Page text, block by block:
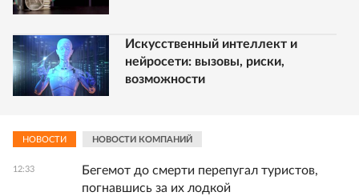
Искусственный интеллект и
нейросети: вызовы, риски,
возможности
НОВОСТИ НОВОСТИ КОМПАНИЙ
12:33
Бегемот до смерти перепугал туристов,
погнавшись за их лодкой